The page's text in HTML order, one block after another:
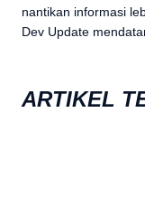
nantikan informasi
Dev Update
ARTIKEL